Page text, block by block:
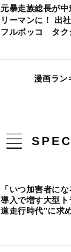
元暴走族総長が
リーマンに！ 出
フルボッコ タク
漫画ラン
「いつ加害者に
導入で増す大型
道走行時代”に求